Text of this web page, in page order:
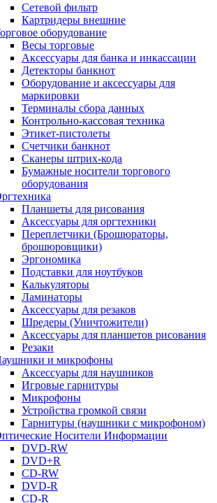
Сетевой фильтр
Картридеры внешние
оборудование
Весы торговые
Аксессуары для банка и инкассации
Детекторы банкнот
Оборудование и аксессуары для
маркировки
Терминалы сбора данных
Контрольно-кассовая техника
Этикет-пистолеты
Счетчики банкнот
Сканеры штрих-кода
Бумажные носители торгового
оборудования
Планшеты для рисования
Аксессуары для оргтехники
Переплетчики (Брошюраторы,
брошюровщики)
Эргономика
Подставки для ноутбуков
Калькуляторы
Ламинаторы
Аксессуары для резаков
Шредеры (Уничтожители)
Аксессуары для планшетов рисования
Резаки
и микрофоны
Аксессуары для наушников
Игровые гарнитуры
Микрофоны
Устройства громкой связи
Гарнитуры (наушники с микрофоном)
Носители Информации
DVD-RW
DVD+R
CD-RW
DVD-R
CD-R